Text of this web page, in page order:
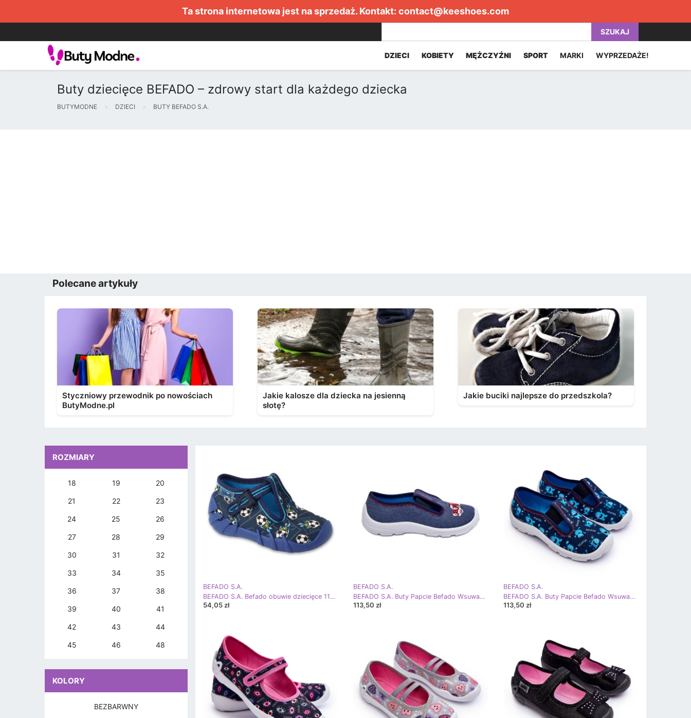
Ta strona internetowa jest na sprzedaż. Kontakt: contact@keeshoes.com
SZUKAJ
DZIECI KOBIETY MĘŻCZYŹNI SPORT MARKI WYPRZEDAŻE!
Buty dziecięce BEFADO – zdrowy start dla każdego dziecka
BUTYMODNE DZIECI BUTY BEFADO S.A.
Polecane artykuły
Styczniowy przewodnik po nowościach
ButyModne.pl
Jakie kalosze dla dziecka na jesienną
słotę?
Jakie buciki najlepsze do przedszkola?
BEFADO S.A.
BEFADO S.A. Befado obuwie dziecięce 110P499 niebieskie
54,05 zł
BEFADO S.A.
BEFADO S.A. Buty Papcie Befado Wsuwane 975X180 Niebieskie
113,50 zł
BEFADO S.A.
BEFADO S.A. Buty Papcie Befado Wsuwane 975X177 Niebieskie
113,50 zł
ROZMIARY
18 19 20
21 22 23
24 25 26
27 28 29
30 31 32
33 34 35
36 37 38
39 40 41
42 43 44
45 46 48
KOLORY
BEZBARWNY